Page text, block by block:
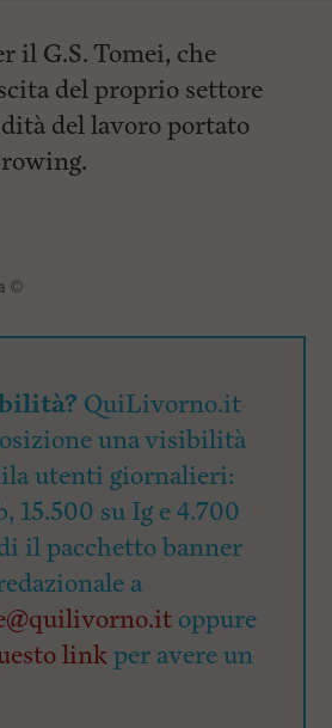
il G.S. Tomei, che
del proprio settore
del lavoro portato
©
QuiLivorno.it
una visibilità
utenti giornalieri:
15.500 su Ig e 4.700
il pacchetto banner
a
oppure
linkper avere un